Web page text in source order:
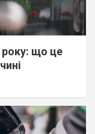
що це